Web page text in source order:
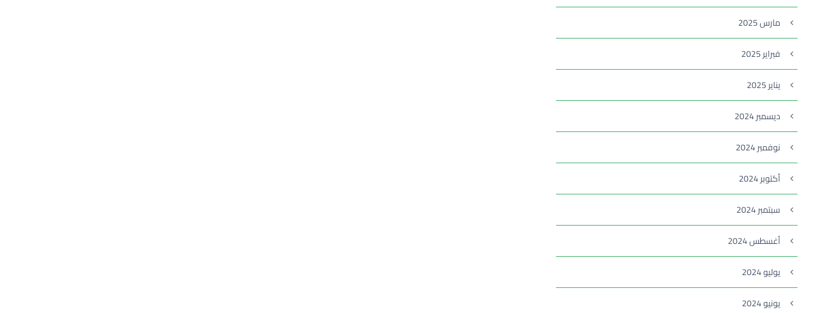
مارس 2025
فبراير 2025
يناير 2025
ديسمبر 2024
نوفمبر 2024
أكتوبر 2024
سبتمبر 2024
أغسطس 2024
يوليو 2024
يونيو 2024